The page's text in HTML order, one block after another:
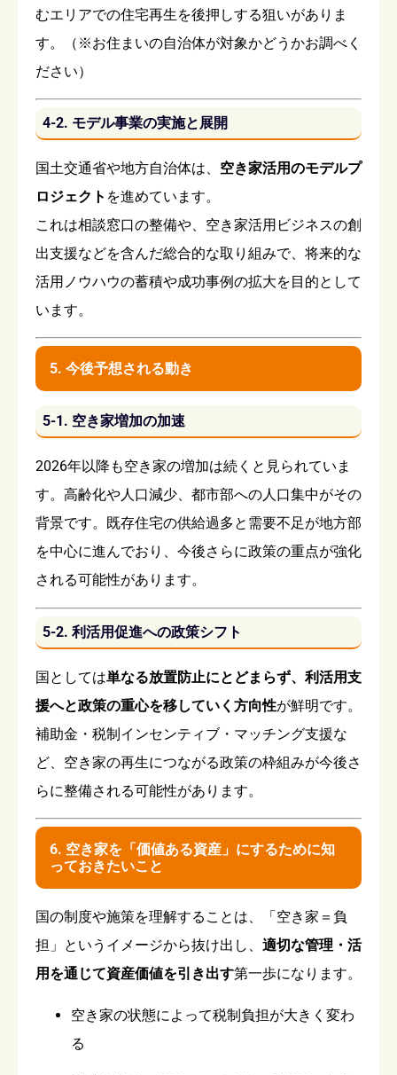
むエリアでの住宅再生を後押しする狙いがありま
す。（※お住まいの自治体が対象かどうかお調べく
ださい）
4-2. モデル事業の実施と展開
国土交通省や地方自治体は、 空き家活用のモデルプ
ロジェクト を進めています。
これは相談窓口の整備や、空き家活用ビジネスの創
出支援などを含んだ総合的な取り組みで、将来的な
活用ノウハウの蓄積や成功事例の拡大を目的として
います。
5. 今後予想される動き
5-1. 空き家増加の加速
2026年以降も空き家の増加は続くと見られていま
す。高齢化や人口減少、都市部への人口集中がその
背景です。既存住宅の供給過多と需要不足が地方部
を中心に進んでおり、今後さらに政策の重点が強化
される可能性があります。
5-2. 利活用促進への政策シフト
国としては単なる放置防止にとどまらず、利活用支
援へと政策の重心を移していく方向性が鮮明です。
補助金・税制インセンティブ・マッチング支援な
ど、空き家の再生につながる政策の枠組みが今後さ
らに整備される可能性があります。
6. 空き家を「価値ある資産」にするために知
っておきたいこと
国の制度や施策を理解することは、「空き家＝負
担」というイメージから抜け出し、 適切な管理・活
用を通じて資産価値を引き出す第一歩になります。
空き家の状態によって税制負担が大きく変わ
る